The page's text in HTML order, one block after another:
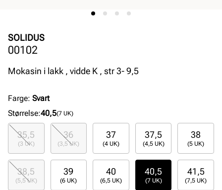
SOLIDUS
00102
Mokasin i lakk , vidde K , str 3- 9,5
Farge: Svart
Størrelse:40,5(7 UK)
35,5
(3 UK)
36
(3,5 UK)
37
(4 UK)
37,5
(4,5 UK)
38
(5 UK)
38,5
(5,5 UK)
39
(6 UK)
40
(6,5 UK)
40,5
(7 UK)
41,5
(7,5 UK)